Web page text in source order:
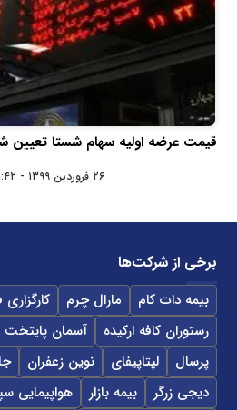
قیمت عرضه اولیه سهام شستا تعیین شد : 850 تا 860
۲۶ فروردین ۱۳۹۹ - ۰۱:۴۲
برخی از شرکت‌ها
بیمه دات کام مارال چرم کارگزاری
رستوران کافه ارکیده
آسمان پایتخت
پرسال
لپتاپیفای نوین زعفران
دیجی زرگر
بیمه بازار هواپیمایی